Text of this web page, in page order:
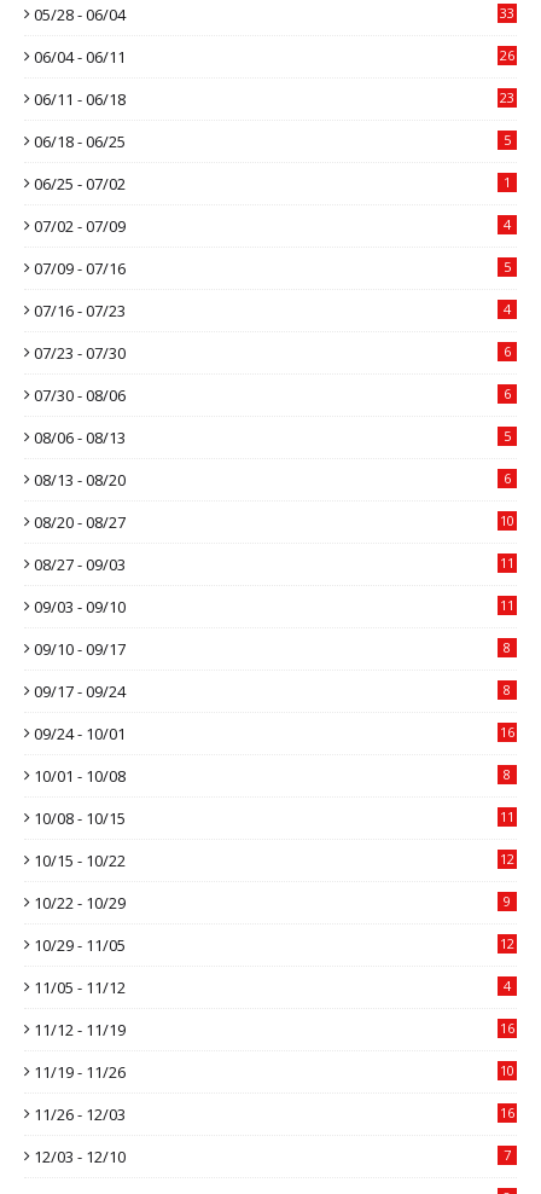
05/28 - 06/04 33
06/04 - 06/11 26
06/11 - 06/18 23
06/18 - 06/25 5
06/25 - 07/02 1
07/02 - 07/09 4
07/09 - 07/16 5
07/16 - 07/23 4
07/23 - 07/30 6
07/30 - 08/06 6
08/06 - 08/13 5
08/13 - 08/20 6
08/20 - 08/27 10
08/27 - 09/03 11
09/03 - 09/10 11
09/10 - 09/17 8
09/17 - 09/24 8
09/24 - 10/01 16
10/01 - 10/08 8
10/08 - 10/15 11
10/15 - 10/22 12
10/22 - 10/29 9
10/29 - 11/05 12
11/05 - 11/12 4
11/12 - 11/19 16
11/19 - 11/26 10
11/26 - 12/03 16
12/03 - 12/10 7